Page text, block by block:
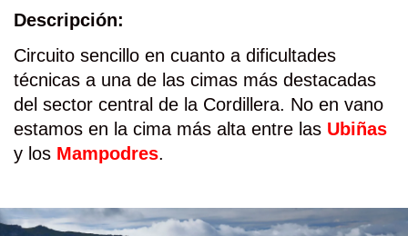
Descripción:
Circuito sencillo en cuanto a dificultades
técnicas a una de las cimas más destacadas
del sector central de la Cordillera. No en vano
estamos en la cima más alta entre las Ubiñas
y los Mampodres.